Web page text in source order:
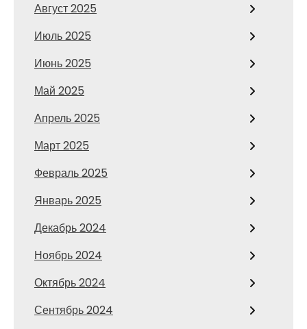
Август 2025
Июль 2025
Июнь 2025
Май 2025
Апрель 2025
Март 2025
Февраль 2025
Январь 2025
Декабрь 2024
Ноябрь 2024
Октябрь 2024
Сентябрь 2024